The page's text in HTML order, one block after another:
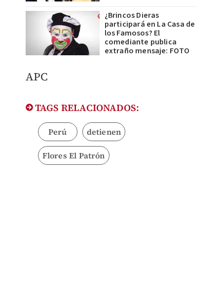
¿Brincos Dieras
participará en La Casa de
los Famosos? El
comediante publica
extraño mensaje: FOTO
APC
TAGS RELACIONADOS:
Perú detienen
Flores El Patrón